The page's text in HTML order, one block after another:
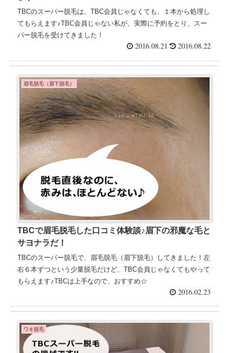
TBCのスーパー脱毛は、TBC会員じゃなくても、１本から処理し
てもらえます♪TBC会員じゃない私が、実際に予約をとり、スー
パー脱毛を受けてきました！
2016.08.21 2016.08.22
眉毛脱毛（眉下脱毛）
TBCで眉毛脱毛した口コミ体験談♪眉下の邪魔な毛と
サヨナラだ！
TBCのスーパー脱毛で、眉毛脱毛（眉下脱毛）してきました！左
右６本ずつという少量脱毛だけど、TBC会員じゃなくてもやって
もらえます♪TBCは上手なので、おすすめ☆
2016.02.23
ワキ脱毛